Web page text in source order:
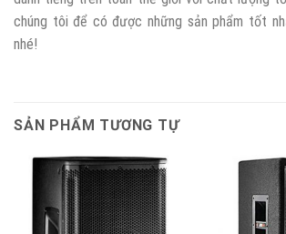
chúng tôi để có được những sản phẩm tốt
nhé!
SẢN PHẨM TƯƠNG TỰ